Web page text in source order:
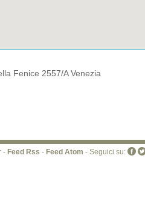
Fenice 2557/A Venezia
- Feed Rss - Feed Atom - Seguici su: